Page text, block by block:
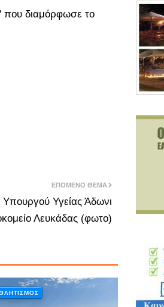
που διαμόρφωσε το
ΕΠΌΜΕΝΟ ΘΈΜΑ
Υγείας Άδωνι
Λευκάδας (φωτο)